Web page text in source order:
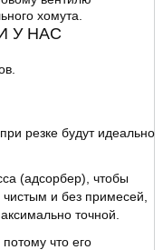
хомута.
У НАС
резке будут идеально
(адсорбер), чтобы
и без примесей,
точной.
что его